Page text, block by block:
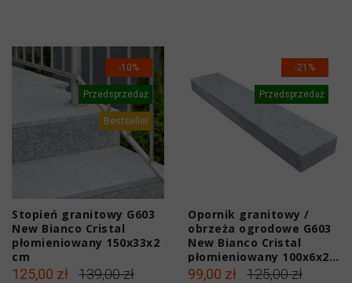
-10%
Przedsprzedaż
Bestseller
Stopień granitowy G603
New Bianco Cristal
płomieniowany 150x33x2
cm
125,00 zł 139,00 zł
-21%
Przedsprzedaż
Opornik granitowy /
obrzeża ogrodowe G603
New Bianco Cristal
płomieniowany 100x6x20
cm
99,00 zł 125,00 zł